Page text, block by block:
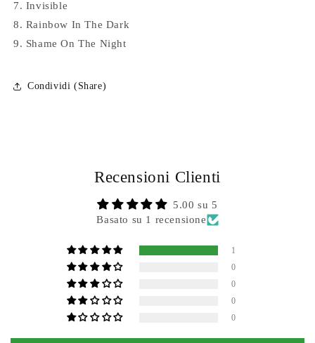
7. Invisible
8. Rainbow In The Dark
9. Shame On The Night
Condividi (Share)
Recensioni Clienti
5.00 su 5
Basato su 1 recensione
1
0
0
0
0